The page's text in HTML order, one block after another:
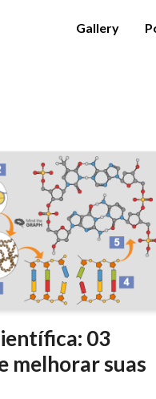
Gallery
03
melhorar suas